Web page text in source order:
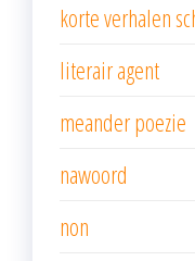
korte verhalen
literair agent
meander poezie
nawoord
non